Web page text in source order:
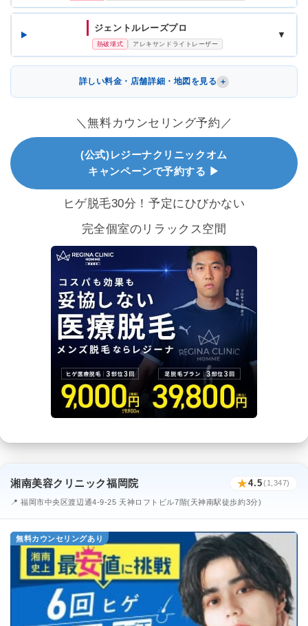
ジェントルレーズプロ
熱破壊式 アレキサンドライトレーザー
▼
詳しい料金・店舗詳細・地図を見る
＼無料カウンセリング予約／
(公式)レジーナクリニックオム
キャンペーンで予約する ▶
ヒゲ脱毛30分！予定にひびかない
完全個室のリラックス空間
湘南美容クリニック福岡院 ★4.5(1,347)
📍 福岡市中央区渡辺通4-9-25 天神ロフトビル7階(天神南駅徒歩約3分)
無料カウンセリングあり